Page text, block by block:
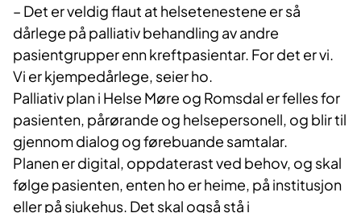
– Det er veldig flaut at helsetenestene er så
dårlege på palliativ behandling av andre
pasientgrupper enn kreftpasientar. For det er vi.
Vi er kjempedårlege, seier ho.
Palliativ plan i Helse Møre og Romsdal er felles for
pasienten, pårørande og helsepersonell, og blir til
gjennom dialog og førebuande samtalar.
Planen er digital, oppdaterast ved behov, og skal
følge pasienten, enten ho er heime, på institusjon
eller på sjukehus. Det skal også stå i